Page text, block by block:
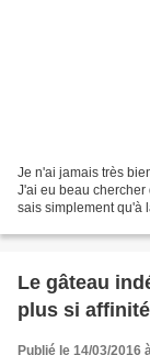
Je n'ai jamais très
J'ai eu beau chercher
sais simplement qu'à
Le gâteau
plus si
Publié le 14/03/2016